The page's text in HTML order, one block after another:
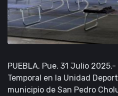
PUEBLA, Pue. 31 Julio
Temporal en la Unidad
municipio de San Pedro